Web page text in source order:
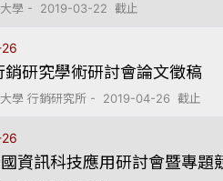
大學 - 2019-03-22 截止
研究學術研討會論文徵稿
大學 行銷研究所 - 2019-04-26 截止
資訊科技應用研討會暨專題